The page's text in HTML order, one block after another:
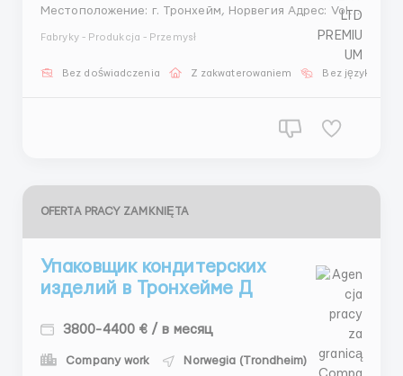
Местоположение: г. Тронхейм, Норвегия Адрес: Volvo
Group Factory, Industriveien 45, 7037 Тронхейм
производстве автомобилей и грузовиков. Завод в
Fabryky - Produkcja - Przemysł
Bez doświadczenia Z zakwaterowaniem Bez języka
OFERTA PRACY ZAMKNIĘTA
Упаковщик кондитерских
изделий в Тронхейме Д
3800-4400 € / в месяц
Company work Norwegia (Trondheim)